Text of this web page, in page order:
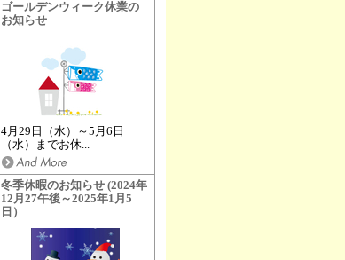
ゴールデンウィーク休業の
お知らせ
4月29日（水）～5月6日
（水）までお休...
冬季休暇のお知らせ (2024年
12月27午後～2025年1月5
日）